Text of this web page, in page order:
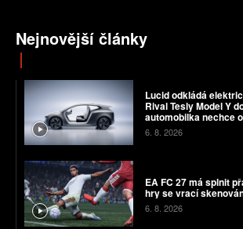
Nejnovější články
Lucid odkládá
Rival Tesly Model Y
automobilka nechce
chyby
6. 8. 2026
EA FC 27 má splnit
hry se vrací
6. 8. 2026